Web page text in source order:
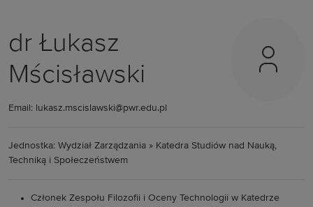
dr Łukasz
Mścisławski
Email: lukasz.mscislawski@pwr.edu.pl
Jednostka: Wydział Zarządzania » Katedra Studiów nad Nauką,
Techniką i Społeczeństwem
Członek Zespołu Filozofii i Oceny Technologii w Katedrze